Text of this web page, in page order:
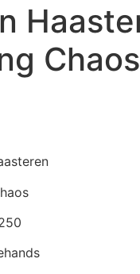
Chaos